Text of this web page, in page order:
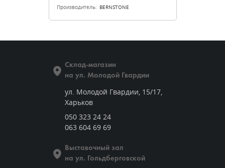
Производитель: BERNSTONE
Склад-магазин
на ул. Молодой Гвардии
ул. Молодой Гвардии, 15/17,
Харьков
050 323 24 24
063 604 69 69
Выставочный зал
на ул. Гольдберговской